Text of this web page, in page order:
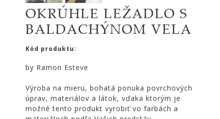
DOPLNKY
EXTERIÉROVÝ
NÁBYTOK
VÔNE
SVIEČKY
CÔTE
NOIRE
Obklady
OKRÚHLE LEŽADLO S
BALDACHÝNOM VELA
Kód produktu:
by Ramon Esteve
Výroba na mieru, bohatá ponuka povrchových
úprav, materiálov a látok, vďaka ktorým je
možné tento produkt vyrobiť vo farbách a